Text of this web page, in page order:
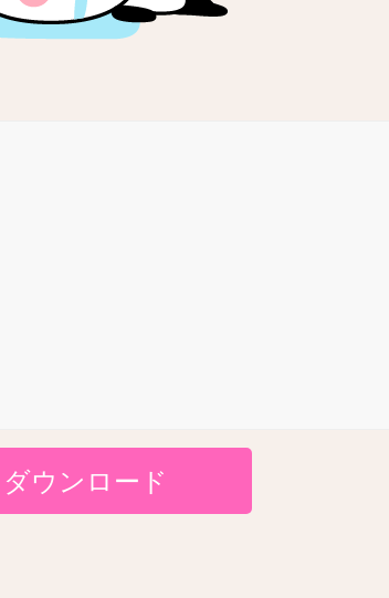
ダウンロード